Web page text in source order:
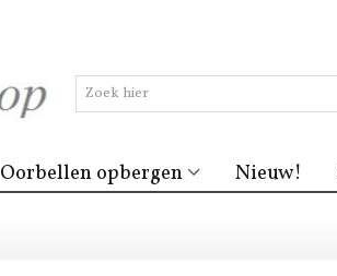
Oorbellen opbergen Nieuw!